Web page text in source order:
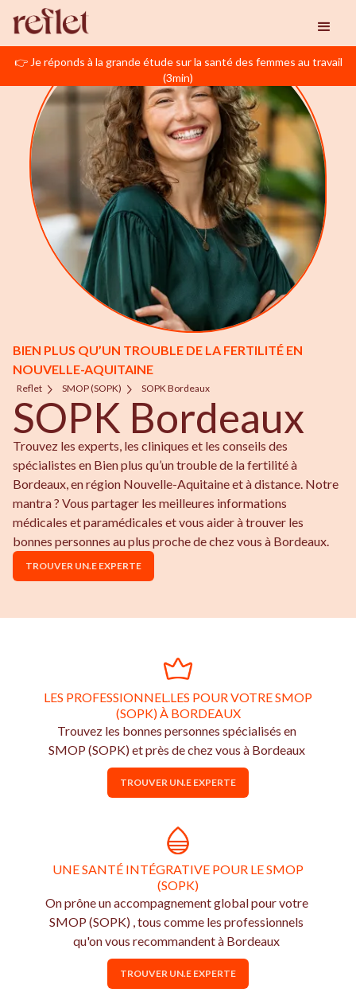
👉 Je réponds à la grande étude sur la santé des femmes au travail
(3min)
BIEN PLUS QU’UN TROUBLE DE LA FERTILITÉ EN
NOUVELLE-AQUITAINE
Reflet SMOP (SOPK) SOPK Bordeaux
SOPK Bordeaux
Trouvez les experts, les cliniques et les conseils des
spécialistes en Bien plus qu’un trouble de la fertilité à
Bordeaux, en région Nouvelle-Aquitaine et à distance. Notre
mantra ? Vous partager les meilleures informations
médicales et paramédicales et vous aider à trouver les
bonnes personnes au plus proche de chez vous à Bordeaux.
TROUVER UN.E EXPERTE
LES PROFESSIONNEL.LES POUR VOTRE SMOP
(SOPK) À BORDEAUX
Trouvez les bonnes personnes spécialisés en
SMOP (SOPK) et près de chez vous à Bordeaux
TROUVER UN.E EXPERTE
UNE SANTÉ INTÉGRATIVE POUR LE SMOP
(SOPK)
On prône un accompagnement global pour votre
SMOP (SOPK) , tous comme les professionnels
qu'on vous recommandent à Bordeaux
TROUVER UN.E EXPERTE